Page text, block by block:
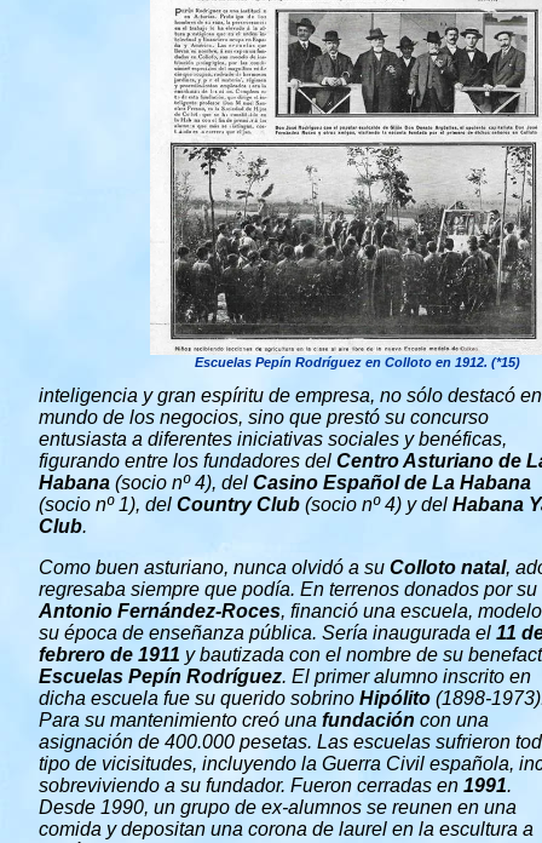
Escuelas Pepín Rodríguez en Colloto en 1912. (*15)
inteligencia y gran espíritu de empresa, no sólo destacó
mundo de los negocios, sino que prestó su concurso
entusiasta a diferentes iniciativas sociales y benéficas,
figurando entre los fundadores del Centro Asturiano de
Habana (socio nº 4), del Casino Español de La Habana
(socio nº 1), del Country Club (socio nº 4) y del Habana
Club.
Como buen asturiano, nunca olvidó a su Colloto natal,
regresaba siempre que podía. En terrenos donados por su
Antonio Fernández-Roces, financió una escuela,
su época de enseñanza pública. Sería inaugurada el 11
febrero de 1911 y bautizada con el nombre de su
Escuelas Pepín Rodríguez. El primer alumno inscrito en
dicha escuela fue su querido sobrino Hipólito (1898-
Para su mantenimiento creó una fundación con una
asignación de 400.000 pesetas. Las escuelas sufrieron
tipo de vicisitudes, incluyendo la Guerra Civil española,
sobreviviendo a su fundador. Fueron cerradas en 1991.
Desde 1990, un grupo de ex-alumnos se reunen en una
comida y depositan una corona de laurel en la escultura a